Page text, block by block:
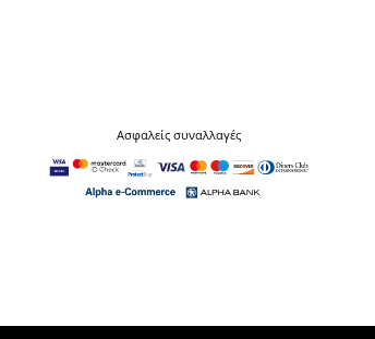
Ασφαλείς συναλλαγές